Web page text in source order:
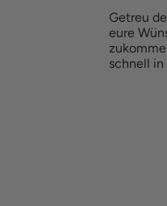
Getreu
eure
schnell